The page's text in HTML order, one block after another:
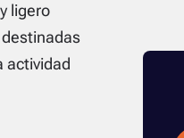
ligero
actividad